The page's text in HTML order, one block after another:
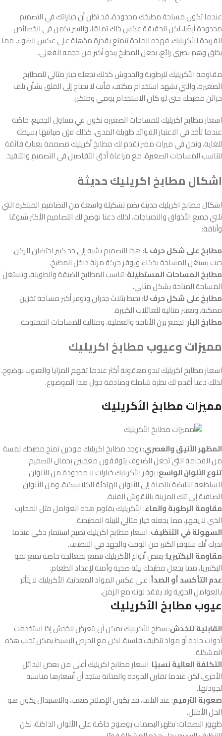
عندما تكون مساحة مطبخك محدودة، قد تظن أن خياراتك في التصميم
محدودة أيضًا، لكن الحقيقة عكس ذلك تمامًا، والسر يكمن في الخصائص
الفريدة للأكريليك، فهذه المادة تتمتع بقدرة مذهلة على عكس الضوء، مما
يخلق وهم بصري رائع، يجعل المطبخ يبدو أكبر من حجمه الفعلي.
مقاومة الأكريليك للرطوبة والخدوش كذلك تجعله خيار مثالي للمطابخ
الصغيرة، والتي تشهد استخدام مكثف، فأنت لا تحتاج إلى القلق بشأن تلف
خزائن مطبخك حتى لو كان الاستخدام يومي ومتكرر.
اسعار مطابخ اكريليك للمساحات الصغيرة تكون في متناول الجميع، خاصًة
عندما تأخذ في الاعتبار الفوائد طويلة المدى، كذلك فإن صيانتها بسيطة
للغاية، ونحن في ميراث مصر نقدم لك مطابخ أكريليك مصممة بعناية فائقة
لتناسب المساحات الصغيرة، مع مراعاة أدق التفاصيل في التصميم والتنفيذ.
اشكال مطابخ اكريليك حديثة
اشكال مطابخ اكريليك حديثة تضم تشكيلة واسعة من التصاميم المبتكرة التي
تلبي جميع الأذواق والاحتياجات، لذلك دعنا نوضح لك التصاميم الأكثر شيوعًا
وأناقة:
مطابخ على شكل حرف L:
هذا التصميم يشبه إلى حد كبير احتضان الركن،
حيث يستغل المساحة بذكاء ويوفر حركة مرنة داخل المطبخ.
مطابخ المساحات المستطيلة: تناسب المطابخ الضيقة والطويلة، وتستغل
المساحة المتاحة بشكل مثالي.
مطابخ على شكل حرف U : تحيط بثلاث جدران وتوفر أكبر مساحة تخزين
ممكنة، وتعتبر مثالية للعائلات الكبيرة.
مطابخ البار: تجمع بين الأناقة والعملية، ومثالية للمساحات المفتوحة.
مميزات وعيوب مطابخ اكريليك
اسعار مطابخ اكريليك تبدو معقولة أكثر عندما تفهم المزايا والعيوب بوضوح،
لذلك دعنا أقدم لك نظرة شاملة وصادقة حول هذا الموضوع.
مميزات مطابخ الأكريليك
المظهر الأنيق والعصري: توجد مطابخ اكريليك مودرن​ تمنح مطبخك لمسة
من الفخامة التي تجعل الضيوف يتوقفون معجبين بجمال التصميم.
تنوع الألوان الواسع: يوفر الأكريليك خيارات لا محدودة من الألوان
الساطعة النابضة بالحياة إلى الألوان الهادئة الكلاسيكية، ومن الألوان
الصافية إلى تلك المزينة بالنقوش الفنية.
مقاومة الرطوبة والماء: الأكريليك يقاوم هذه العوامل مثل المحارب
الذي لا يقهر، مما يجعله خيار مثالي للبيئة المطبخية.
السهولة في التنظيف: اسعار مطابخ اكريليك تصبح استثمار ذكي عندما
تدرك أنك ستوفر الكثير من الوقت والجهد في التنظيف.
مقاومة البكتيريا: بعض أنواع الأكريليك تتمتع بمعالجة خاصة تمنع نمو
البكتيريا، مما يجعل مطبخك بيئة صحية وآمنة لإعداد الطعام.
عدم التأكسد أو الصدأ: على عكس المواد المعدنية، الأكريليك لا يتأثر
بالعوامل الجوية ولا يفقد لونه مع الزمن.
عيوب مطابخ الأكريليك
القابلية للخدش: سطح الأكريليك يمكن أن يتعرض للخدش إذا استخدمت
أدوات حادة أو مواد تنظيف قاسية، لكن مع الحرص البسيط يمكن تجنب هذه
المشكلة.
التكلفة العالية نسبيًا: اسعار مطابخ اكريليك أعلى من بعض البدائل
الأخرى، لكن عندما تقارن الجودة والمتانة ستجد أن أسعارها مناسبة
لجودتها.
صعوبة الترميم: عند التلف، قد يكون الإصلاح صعب، والاستبدال يكون هو
الحل الأمثل.
ظهور البصمات: تظهر البصمات بوضوح خاصًة على الألوان الداكنة، لكن